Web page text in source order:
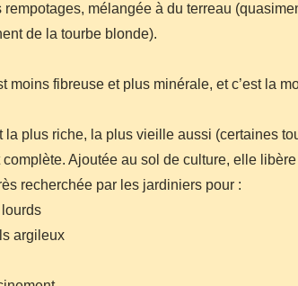
mélangée à du terreau
de la tourbe blonde).
moins fibreuse et plus minérale, et c’est la
la plus riche, la plus vieille aussi (certaines
Ajoutée au sol de culture, elle
recherchée par les jardiniers pour :
argileux